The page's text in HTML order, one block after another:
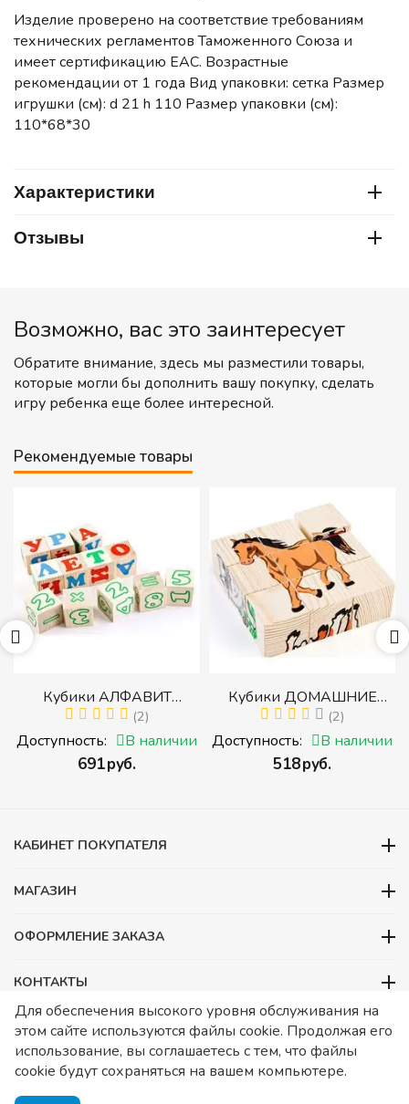
Изделие проверено на соответствие требованиям
технических регламентов Таможенного Союза и
имеет сертификацию ЕАС. Возрастные
рекомендации от 1 года Вид упаковки: сетка Размер
игрушки (см): d 21 h 110 Размер упаковки (см):
110*68*30
Характеристики
Отзывы
Возможно, вас это заинтересует
Обратите внимание, здесь мы разместили товары,
которые могли бы дополнить вашу покупку, сделать
игру ребенка еще более интересной.
Рекомендуемые товары
Кубики АЛФАВИТ
РУССКИЙ С ЦИФРАМИ
(Томик) (Набор кубиков с
буквами, цифрами,
математическими знаками
(2)
Доступность: В наличии
‍691‍руб.
Кубики ДОМАШНИЕ
ЖИВОТНЫЕ (Томик)
(Набор кубиков
разрезных (складных))
(2)
Доступность: В наличии
‍518‍руб.
КАБИНЕТ ПОКУПАТЕЛЯ
МАГАЗИН
ОФОРМЛЕНИЕ ЗАКАЗА
КОНТАКТЫ
ООО «Детский сад», ОГРН 1157746480088
ИНН 7728252648 КПП 772601001 Юридический адрес – Москва,
ул. Подольских курсантов, д 3. стр 2. Помещение 1/3. Информация
о товарах носит справочный характер и не является публичной
офертой, определяемой Статьей 437 ГК РФ.
Для обеспечения высокого уровня обслуживания на
этом сайте используются файлы cookie. Продолжая его
использование, вы соглашаетесь с тем, что файлы
cookie будут сохраняться на вашем компьютере.